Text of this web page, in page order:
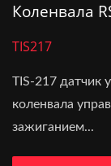
Коленвала
TIS217
TIS-217 датчик
коленвала
зажиганием...